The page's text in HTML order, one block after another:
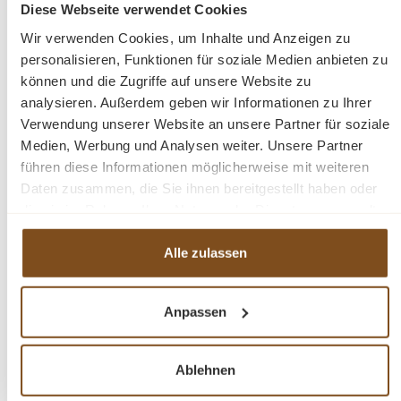
Diese Webseite verwendet Cookies
Wir verwenden Cookies, um Inhalte und Anzeigen zu
personalisieren, Funktionen für soziale Medien anbieten zu
können und die Zugriffe auf unsere Website zu
analysieren. Außerdem geben wir Informationen zu Ihrer
Verwendung unserer Website an unsere Partner für soziale
Medien, Werbung und Analysen weiter. Unsere Partner
führen diese Informationen möglicherweise mit weiteren
Daten zusammen, die Sie ihnen bereitgestellt haben oder
haben.
Alle zulassen
Anpassen
Ablehnen
Weichholz Eckschrank
gewachst und aufpoliert
mit Innenausbau
Abmessungen: Höhe: 186 cm, Breite: 64 cm, Tiefe:
50 cm.
Menü schließen
Produktinformationen "Landhaus Eckschrank
im Jugendstil"
Ein schöner Eckschrank mit drei Regalböden und einer
einen antiken Charakter und sind bewusst gewollt. Das
Produktgalerie überspringen
Ähnliche Produkte